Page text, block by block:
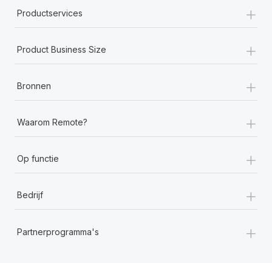
Productservices +
Product Business Size +
Bronnen +
Waarom Remote? +
Op functie +
Bedrijf +
Partnerprogramma's +